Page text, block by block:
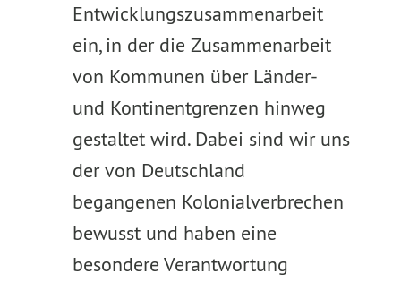
Entwicklungszusammenarbeit
ein, in der die Zusammenarbeit
von Kommunen über Länder-
und Kontinentgrenzen hinweg
gestaltet wird. Dabei sind wir uns
der von Deutschland
begangenen Kolonialverbrechen
bewusst und haben eine
besondere Verantwortung